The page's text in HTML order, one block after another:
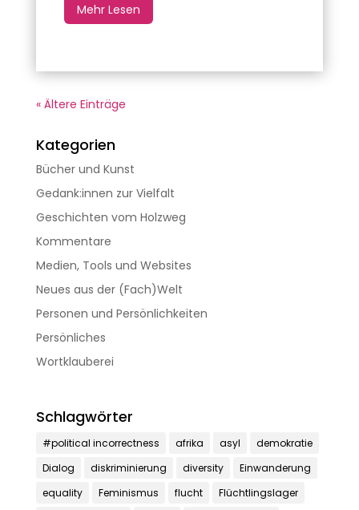
Mehr Lesen
« Ältere Einträge
Kategorien
Bücher und Kunst
Gedank:innen zur Vielfalt
Geschichten vom Holzweg
Kommentare
Medien, Tools und Websites
Neues aus der (Fach)Welt
Personen und Persönlichkeiten
Persönliches
Wortklauberei
Schlagwörter
#political incorrectness afrika asyl
demokratie
Dialog
diskriminierung diversity
Einwanderung
equality
Feminismus flucht
Flüchtlingslager